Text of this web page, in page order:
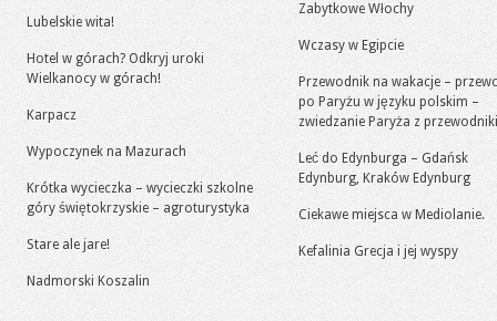
Lubelskie wita!
Hotel w górach? Odkryj uroki
Wielkanocy w górach!
Karpacz
Wypoczynek na Mazurach
Krótka wycieczka – wycieczki szkolne
góry świętokrzyskie – agroturystyka
Stare ale jare!
Nadmorski Koszalin
Zabytkowe Włochy
Wczasy w Egipcie
Przewodnik na wakacje –
po Paryżu w języku polskim –
zwiedzanie Paryża z
Leć do Edynburga – Gdańsk
Edynburg, Kraków Edynburg
Ciekawe miejsca w Mediolanie.
Kefalinia Grecja i jej wyspy